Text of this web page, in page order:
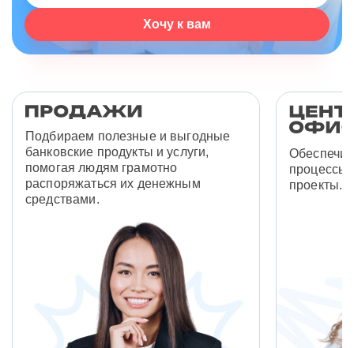
Хочу к вам
Подбираем полезные и выгодные
банковские продукты и услуги,
помогая людям грамотно
распоряжаться их денежным
средствами.
процессы
проекты.